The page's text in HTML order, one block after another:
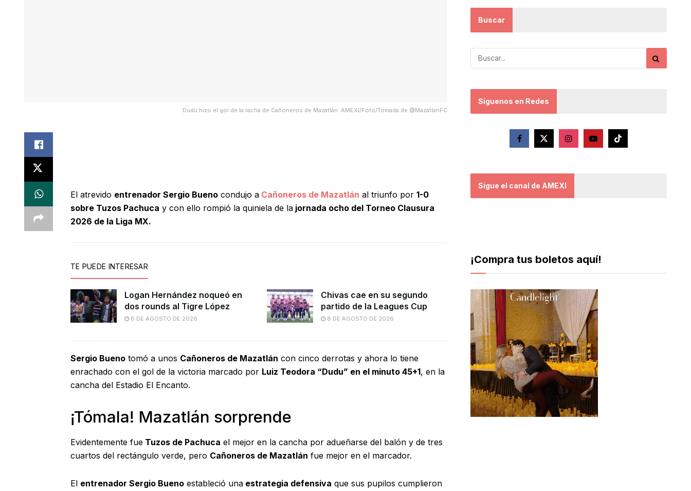
Dudu hizo el gol de la racha de Cañoneros de Mazatlán. AMEXI/Foto/Tomada de @MazatlanFC
El atrevido entrenador Sergio Bueno condujo a Cañoneros de Mazatlán al triunfo por 1-0
sobre Tuzos Pachuca y con ello rompió la quiniela de la jornada ocho del Torneo Clausura
2026 de la Liga MX.
TE PUEDE INTERESAR
Logan Hernández noqueó en
dos rounds al Tigre López
8 DE AGOSTO DE 2026
Chivas cae en su segundo
partido de la Leagues Cup
8 DE AGOSTO DE 2026
Sergio Bueno tomó a unos Cañoneros de Mazatlán con cinco derrotas y ahora lo tiene
enrachado con el gol de la victoria marcado por Luiz Teodora “Dudu” en el minuto 45+1, en la
cancha del Estadio El Encanto.
¡Tómala! Mazatlán sorprende
Evidentemente fue Tuzos de Pachuca el mejor en la cancha por adueñarse del balón y de tres
cuartos del rectángulo verde, pero Cañoneros de Mazatlán fue mejor en el marcador.
El entrenador Sergio Bueno estableció una estrategia defensiva que sus pupilos cumplieron
Buscar
Síguenos en Redes
Sigue el canal de AMEXI
¡Compra tus boletos aquí!